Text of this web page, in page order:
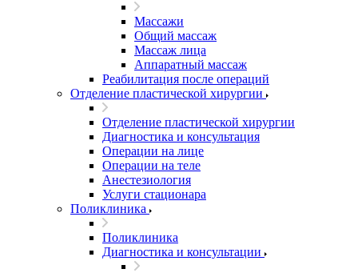
Массажи
Общий массаж
Массаж лица
Аппаратный массаж
Реабилитация после операций
Отделение пластической хирургии
Отделение пластической хирургии
Диагностика и консультация
Операции на лице
Операции на теле
Анестезиология
Услуги стационара
Поликлиника
Поликлиника
Диагностика и консультации